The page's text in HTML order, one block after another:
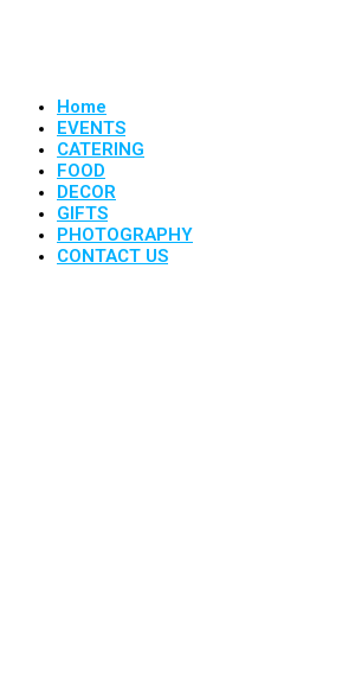
Home
EVENTS
CATERING
FOOD
DECOR
GIFTS
PHOTOGRAPHY
CONTACT US